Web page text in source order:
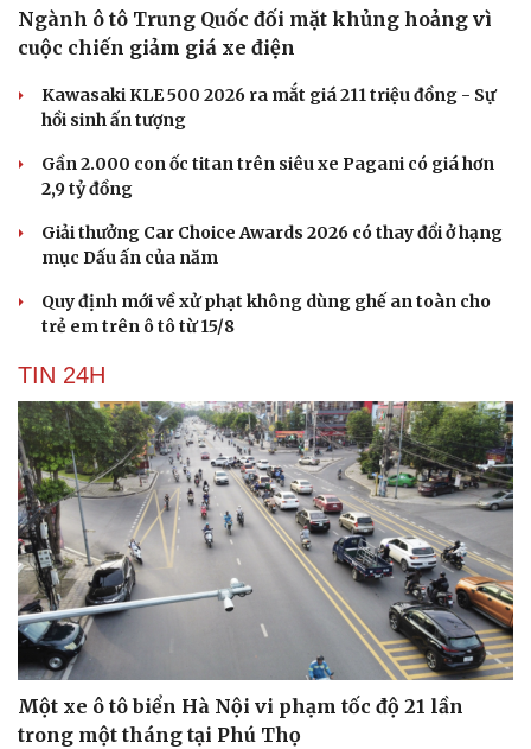
Ngành ô tô Trung Quốc đối mặt khủng hoảng vì
cuộc chiến giảm giá xe điện
Kawasaki KLE 500 2026 ra mắt giá 211 triệu đồng - Sự
hồi sinh ấn tượng
Gần 2.000 con ốc titan trên siêu xe Pagani có giá hơn
2,9 tỷ đồng
Giải thưởng Car Choice Awards 2026 có thay đổi ở hạng
mục Dấu ấn của năm
Quy định mới về xử phạt không dùng ghế an toàn cho
trẻ em trên ô tô từ 15/8
TIN 24H
Một xe ô tô biển Hà Nội vi phạm tốc độ 21 lần
trong một tháng tại Phú Thọ